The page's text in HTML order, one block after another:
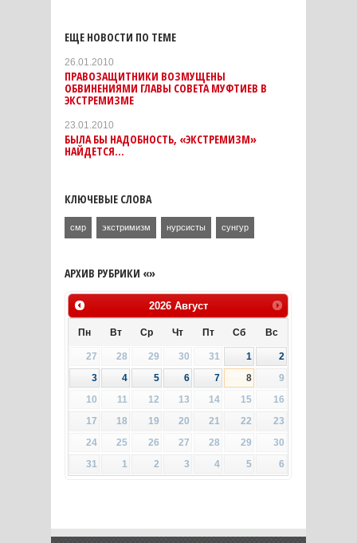
ЕЩЕ НОВОСТИ ПО ТЕМЕ
26.01.2010
ПРАВОЗАЩИТНИКИ ВОЗМУЩЕНЫ
ОБВИНЕНИЯМИ ГЛАВЫ СОВЕТА МУФТИЕВ В
ЭКСТРЕМИЗМЕ
23.01.2010
БЫЛА БЫ НАДОБНОСТЬ, «ЭКСТРЕМИЗМ»
НАЙДЕТСЯ...
КЛЮЧЕВЫЕ СЛОВА
смр экстримизм нурсисты сунгур
АРХИВ РУБРИКИ «»
2026 Август
Пн Вт Ср Чт Пт Сб Вс
27 28 29 30 31 1
2
3
4 5 6 7 8
9
10
11 12 13 14 15
16
17
18 19 20 21 22
23
24
25 26 27 28 29
30
31
1 2 3 4 5 6